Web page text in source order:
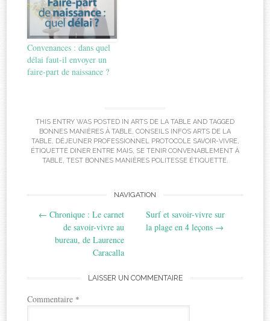
Convenances : dans quel
délai faut-il envoyer un
faire-part de naissance ?
THIS ENTRY WAS POSTED IN ARTS DE LA TABLE AND TAGGED
BONNES MANIÈRES À TABLE, CONSEILS INFOS ARTS DE LA
TABLE, DÉJEUNER PROFESSIONNEL PROTOCOLE SAVOIR-VIVRE,
ÉTIQUETTE DINER ENTRE MAIS, SE TENIR CONVENABLEMENT À
TABLE, TEST BONNES MANIÈRES POLITESSE ÉTIQUETTE.
navigation
NAVIGATION
← Chronique : Le carnet
de savoir-vivre au
bureau, de Laurence
Caracalla
Surf et savoir-vivre sur
la plage en 4 leçons →
LAISSER UN COMMENTAIRE
Commentaire *